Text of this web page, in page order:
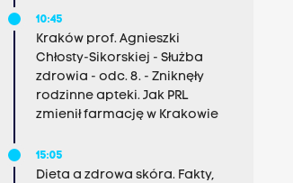
10:45
Kraków prof. Agnieszki
Chłosty-Sikorskiej - Służba
zdrowia - odc. 8. - Zniknęły
rodzinne apteki. Jak PRL
zmienił farmację w Krakowie
15:05
Dieta a zdrowa skóra. Fakty,